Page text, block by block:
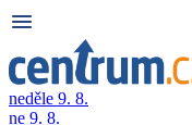
neděle 9. 8.
ne 9. 8.